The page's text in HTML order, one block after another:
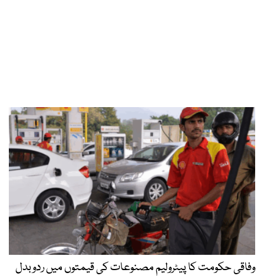
وفاقی حکومت کا پیٹرولیم مصنوعات کی قیمتوں میں ردوبدل